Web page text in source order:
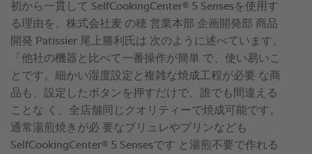
初から一貫して SelfCookingCenter® 5 Sensesを使用す
る理由を、株式会社麦 の穂 営業本部 企画開発部 商品
開発 Patissier 尾上勝利氏は 次のように述べています。
「他社の機器と比べて一番操作が簡単 で、使い易いこ
とです。細かい湿度設定と複雑な焼成工程が必要 な商
品も、設定したボタンを押すだけで、誰でも間違える
ことな く、全店舗同じクオリティーで焼成可能です。
通常湯煎焼きが必 要なブリュレやプリンなども
SelfCookingCenter® 5 Sensesです と湯煎不要で作れる